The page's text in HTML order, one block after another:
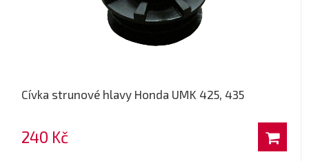
Cívka strunové hlavy Honda UMK 425, 435
240 Kč